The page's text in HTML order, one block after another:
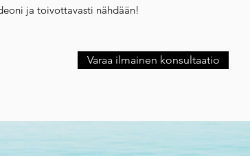
ja toivottavasti nähdään!
Varaa ilmainen konsultaatio